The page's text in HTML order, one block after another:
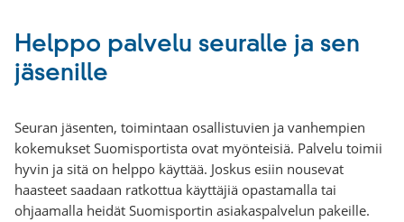
Helppo palvelu seuralle ja sen
jäsenille
Seuran jäsenten, toimintaan osallistuvien ja vanhempien
kokemukset Suomisportista ovat myönteisiä. Palvelu toimii
hyvin ja sitä on helppo käyttää. Joskus esiin nousevat
haasteet saadaan ratkottua käyttäjiä opastamalla tai
ohjaamalla heidät Suomisportin asiakaspalvelun pakeille.